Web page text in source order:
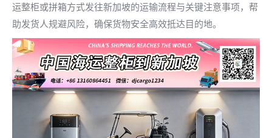
运整柜或拼箱方式发往新加坡的运输流程与关键注意事项，帮
助发货人规避风险，确保货物安全高效抵达目的地。